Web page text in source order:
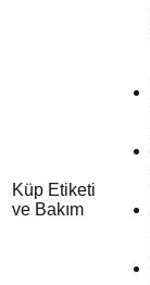
Küp Etiketi
ve Bakım